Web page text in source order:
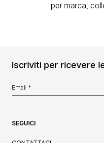
per marca,
Iscriviti per ricevere
SEGUICI